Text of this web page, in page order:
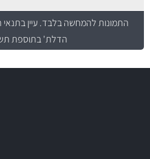
התמונות להמחשה בלבד.עיין
הדלת' בתוספת